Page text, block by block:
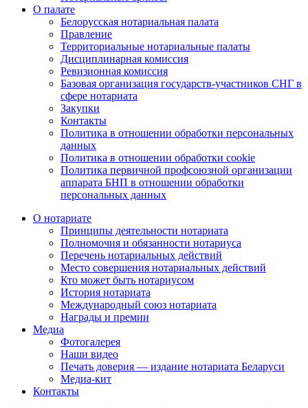
О палате
Белорусская нотариальная палата
Правление
Территориальные нотариальные палаты
Дисциплинарная комиссия
Ревизионная комиссия
Базовая организация государств-участников СНГ в
сфере нотариата
Закупки
Контакты
Политика в отношении обработки персональных
данных
Политика в отношении обработки cookie
Политика первичной профсоюзной организации
аппарата БНП в отношении обработки
персональных данных
О нотариате
Принципы деятельности нотариата
Полномочия и обязанности нотариуса
Перечень нотариальных действий
Место совершения нотариальных действий
Кто может быть нотариусом
История нотариата
Международный союз нотариата
Награды и премии
Медиа
Фотогалерея
Наши видео
Печать доверия — издание нотариата Беларуси
Медиа-кит
Контакты